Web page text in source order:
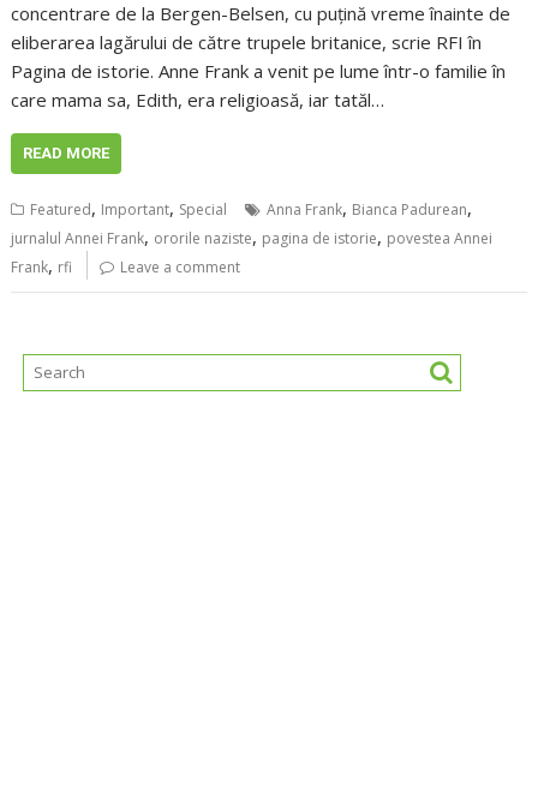
concentrare de la Bergen-Belsen, cu puțină vreme înainte de
eliberarea lagărului de către trupele britanice, scrie RFI în
Pagina de istorie. Anne Frank a venit pe lume într-o familie în
care mama sa, Edith, era religioasă, iar tatăl…
READ MORE
Featured, Important, Special Anna Frank, Bianca Padurean,
jurnalul Annei Frank, ororile naziste, pagina de istorie, povestea Annei
Frank, rfi Leave a comment